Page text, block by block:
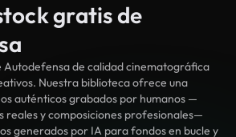
gratis de
Autodefensa de calidad cinematográfica
Nuestra biblioteca ofrece una
auténticos grabados por humanos —
reales y composiciones profesionales—
generados por IA para fondos en bucle y